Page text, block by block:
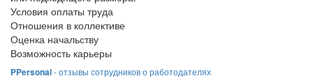
Условия оплаты труда
Отношения в коллективе
Оценка начальству
Возможность карьеры
PPersonal- отзывы сотрудников о работодателях